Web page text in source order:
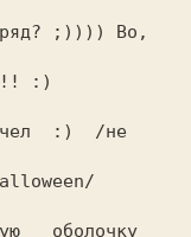
;)))) Во,
:)
оболочку